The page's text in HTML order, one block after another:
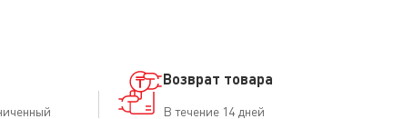
Возврат товара
В течение 14 дней